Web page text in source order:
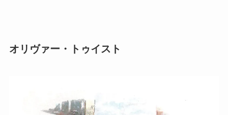
オリヴァー・トゥイスト